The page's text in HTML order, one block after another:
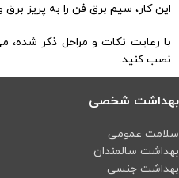
این کار، سیم برق فن را به پریز
با رعایت نکات و مراحل ذکر شده،
نصب کنید.
بهداشت شخصی
سلامت عمومی
بهداشت سالمندان
بهداشت جنسی